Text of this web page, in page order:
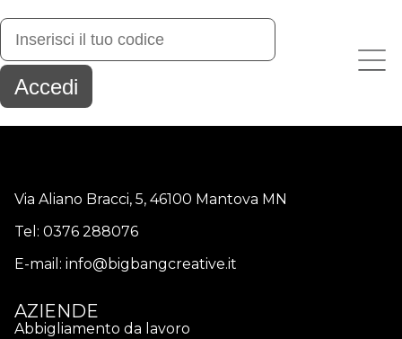
Via Aliano Bracci, 5, 46100 Mantova MN
Tel: 0376 288076
E-mail: info@bigbangcreative.it
AZIENDE
Abbigliamento da lavoro